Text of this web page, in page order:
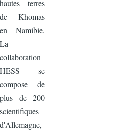
hautes terres
de Khomas
en Namibie.
La
collaboration
HESS se
compose de
plus de 200
scientifiques
d'Allemagne,